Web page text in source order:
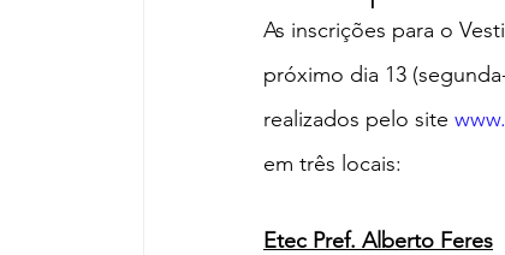
Religião
Câmara de Araras
As inscrições para o
próximo dia 13
realizados pelo site
em três locais:
Etec Pref. Alberto Feres